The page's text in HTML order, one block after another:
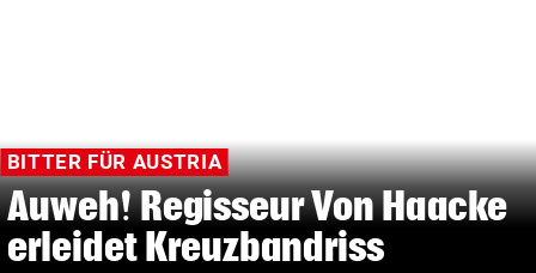
BITTER FÜR AUSTRIA
Auweh! Regisseur Von Haacke
erleidet Kreuzbandriss